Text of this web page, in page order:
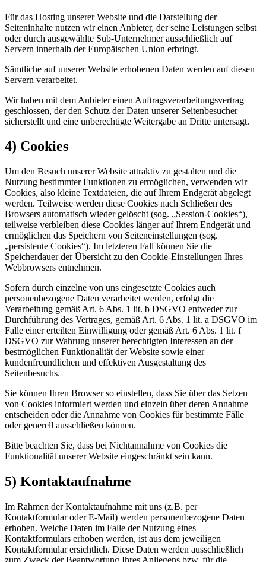
Für das Hosting unserer Website und die Darstellung der
Seiteninhalte nutzen wir einen Anbieter, der seine Leistungen selbst
oder durch ausgewählte Sub-Unternehmer ausschließlich auf
Servern innerhalb der Europäischen Union erbringt.
Sämtliche auf unserer Website erhobenen Daten werden auf diesen
Servern verarbeitet.
Wir haben mit dem Anbieter einen Auftragsverarbeitungsvertrag
geschlossen, der den Schutz der Daten unserer Seitenbesucher
sicherstellt und eine unberechtigte Weitergabe an Dritte untersagt.
4) Cookies
Um den Besuch unserer Website attraktiv zu gestalten und die
Nutzung bestimmter Funktionen zu ermöglichen, verwenden wir
Cookies, also kleine Textdateien, die auf Ihrem Endgerät abgelegt
werden. Teilweise werden diese Cookies nach Schließen des
Browsers automatisch wieder gelöscht (sog. „Session-Cookies“),
teilweise verbleiben diese Cookies länger auf Ihrem Endgerät und
ermöglichen das Speichern von Seiteneinstellungen (sog.
„persistente Cookies“). Im letzteren Fall können Sie die
Speicherdauer der Übersicht zu den Cookie-Einstellungen Ihres
Webbrowsers entnehmen.
Sofern durch einzelne von uns eingesetzte Cookies auch
personenbezogene Daten verarbeitet werden, erfolgt die
Verarbeitung gemäß Art. 6 Abs. 1 lit. b DSGVO entweder zur
Durchführung des Vertrages, gemäß Art. 6 Abs. 1 lit. a DSGVO im
Falle einer erteilten Einwilligung oder gemäß Art. 6 Abs. 1 lit. f
DSGVO zur Wahrung unserer berechtigten Interessen an der
bestmöglichen Funktionalität der Website sowie einer
kundenfreundlichen und effektiven Ausgestaltung des
Seitenbesuchs.
Sie können Ihren Browser so einstellen, dass Sie über das Setzen
von Cookies informiert werden und einzeln über deren Annahme
entscheiden oder die Annahme von Cookies für bestimmte Fälle
oder generell ausschließen können.
Bitte beachten Sie, dass bei Nichtannahme von Cookies die
Funktionalität unserer Website eingeschränkt sein kann.
5) Kontaktaufnahme
Im Rahmen der Kontaktaufnahme mit uns (z.B. per
Kontaktformular oder E-Mail) werden personenbezogene Daten
erhoben. Welche Daten im Falle der Nutzung eines
Kontaktformulars erhoben werden, ist aus dem jeweiligen
Kontaktformular ersichtlich. Diese Daten werden ausschließlich